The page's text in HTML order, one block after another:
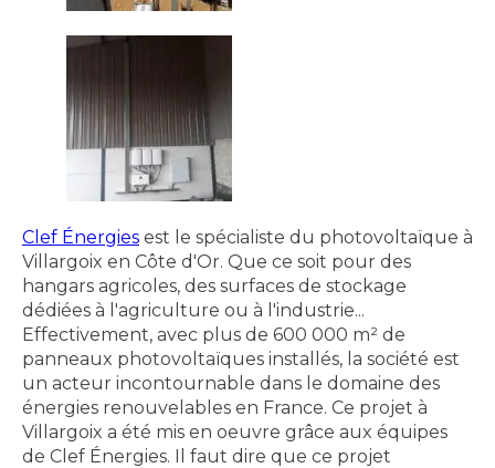
Clef Énergies est le spécialiste du photovoltaïque à
Villargoix en Côte d'Or. Que ce soit pour des
hangars agricoles, des surfaces de stockage
dédiées à l'agriculture ou à l'industrie...
Effectivement, avec plus de 600 000 m² de
panneaux photovoltaïques installés, la société est
un acteur incontournable dans le domaine des
énergies renouvelables en France. Ce projet à
Villargoix a été mis en oeuvre grâce aux équipes
de Clef Énergies. Il faut dire que ce projet